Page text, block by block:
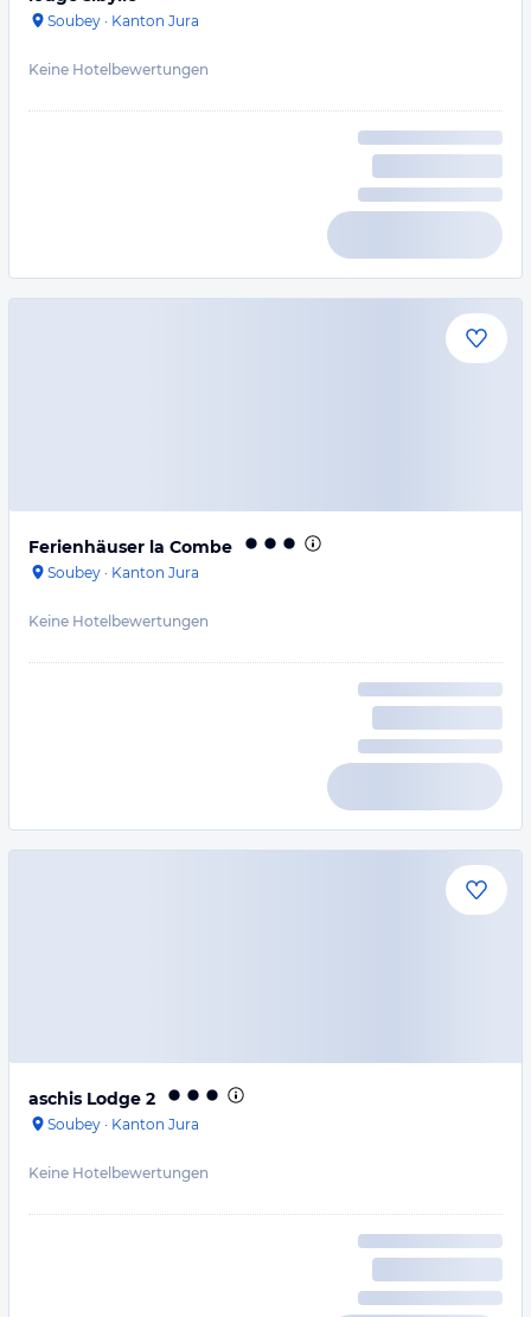
Soubey · Kanton Jura
Keine Hotelbewertungen
Ferienhäuser la Combe
Soubey · Kanton Jura
Keine Hotelbewertungen
aschis Lodge 2
Soubey · Kanton Jura
Keine Hotelbewertungen